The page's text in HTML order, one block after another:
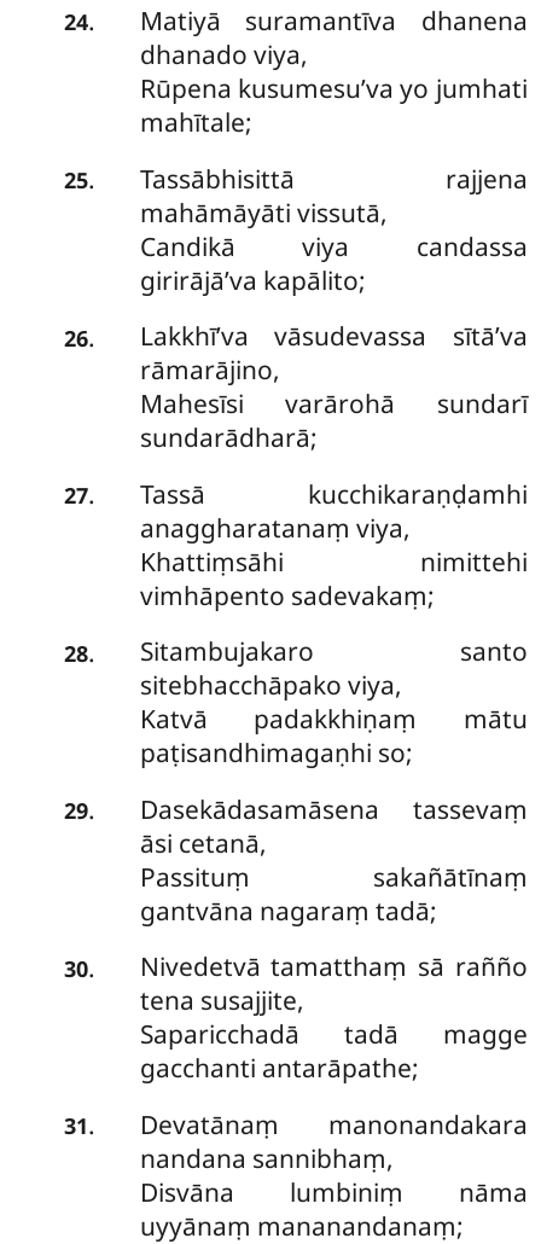
24.
Matiyā suramantīva dhanena
dhanado viya,
Rūpena kusumesu’va yo jumhati
mahītale;
25.
Tassābhisittā rajjena
mahāmāyāti vissutā,
Candikā viya candassa
girirājā’va kapālito;
26.
Lakkhī’va vāsudevassa sītā’va
rāmarājino,
Mahesīsi varārohā sundarī
sundarādharā;
27.
Tassā kucchikaraṇḍamhi
anaggharatanaṃ viya,
Khattiṃsāhi nimittehi
vimhāpento sadevakaṃ;
28.
Sitambujakaro santo
sitebhacchāpako viya,
Katvā padakkhiṇaṃ mātu
paṭisandhimagaṇhi so;
29.
Dasekādasamāsena tassevaṃ
āsi cetanā,
Passituṃ sakañātīnaṃ
gantvāna nagaraṃ tadā;
30.
Nivedetvā tamatthaṃ sā rañño
tena susajjite,
Saparicchadā tadā magge
gacchanti antarāpathe;
31.
Devatānaṃ manonandakara
nandana sannibhaṃ,
Disvāna lumbiniṃ nāma
uyyānaṃ mananandanaṃ;